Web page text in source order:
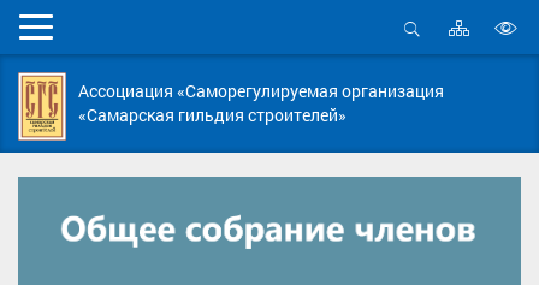
Мобильное
меню
Открыть
Карта
сайта
Ассоциация «Саморегулируемая организация
«Самарская гильдия строителей»